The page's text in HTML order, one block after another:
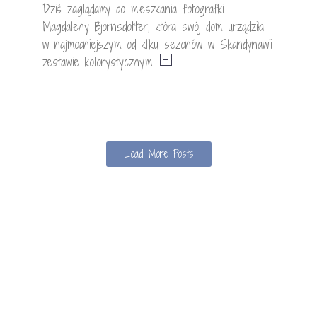
Dziś zaglądamy do mieszkania fotografki
Magdaleny Bjornsdotter, która swój dom urządziła
w najmodniejszym od kliku sezonów w Skandynawii
zestawie kolorystycznym
Load More Posts